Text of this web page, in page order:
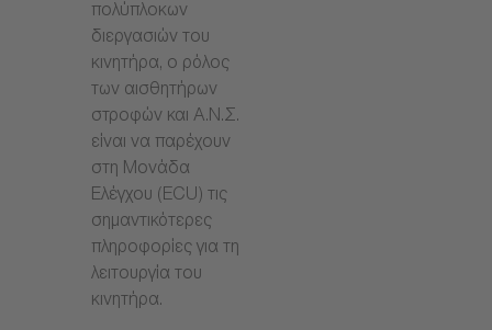
πολύπλοκων
διεργασιών του
κινητήρα, ο ρόλος
των αισθητήρων
στροφών και Α.Ν.Σ.
είναι να παρέχουν
στη Μονάδα
Ελέγχου (ECU) τις
σημαντικότερες
πληροφορίες για τη
λειτουργία του
κινητήρα.